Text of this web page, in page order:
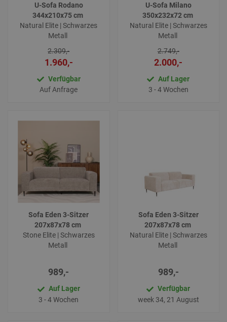
U-Sofa Rodano
344x210x75 cm
Natural Elite | Schwarzes
Metall
2.309,-
1.960,-
Verfügbar
Auf Anfrage
U-Sofa Milano
350x232x72 cm
Natural Elite | Schwarzes
Metall
2.749,-
2.000,-
Auf Lager
3 - 4 Wochen
Sofa Eden 3-Sitzer
207x87x78 cm
Stone Elite | Schwarzes
Metall
989,-
Auf Lager
3 - 4 Wochen
Sofa Eden 3-Sitzer
207x87x78 cm
Natural Elite | Schwarzes
Metall
989,-
Verfügbar
week 34, 21 August